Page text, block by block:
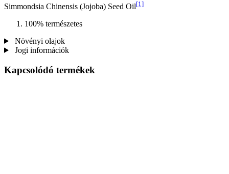
Simmondsia Chinensis (Jojoba) Seed Oil[1]
100% természetes
Növényi olajok
Jogi információk
Kapcsolódó termékek